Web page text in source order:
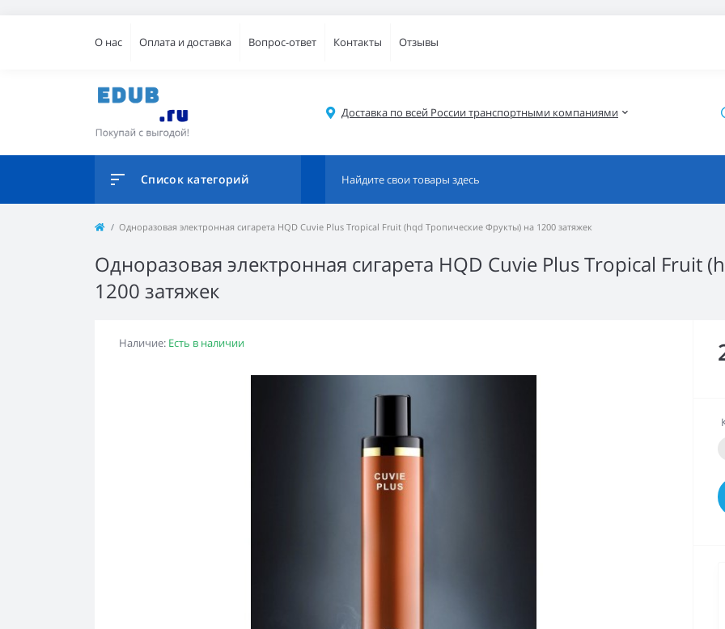
О нас Оплата и доставка Вопрос-ответ Контакты Отзывы
Доставка по всей России транспортными компаниями
Список категорий
Одноразовая электронная сигарета HQD Cuvie Plus Tropical Fruit (hqd Тропические Фрукты) на 1200 затяжек
Одноразовая электронная сигарета HQD Cuvie Plus Tropical Fruit
1200 затяжек
Наличие: Есть в наличии